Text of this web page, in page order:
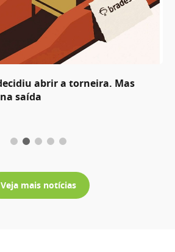
abrir a torneira. Mas
saída
Veja mais notícias